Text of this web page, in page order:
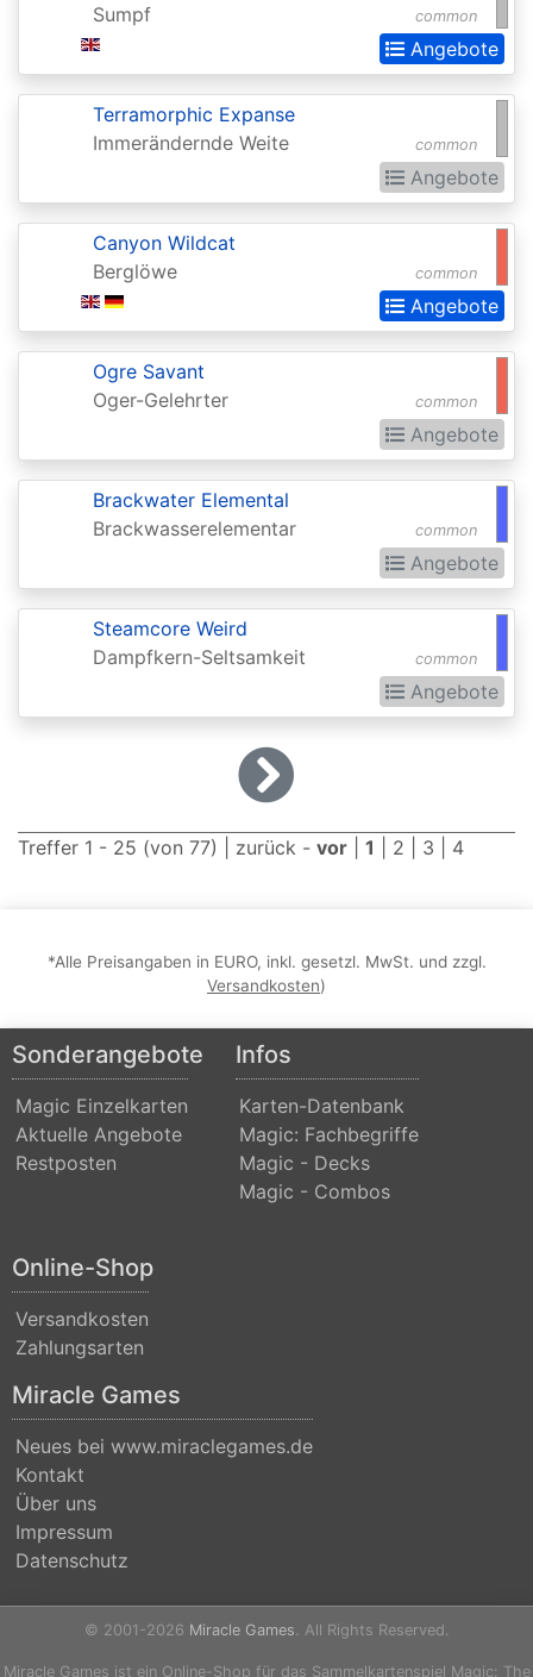
Promos
Chronicles
Coldsnap
Coldsnap:
Theme
Decks
Commander
Commander
Commander
Commander
Commander
2018
2020
(Ikoria)
Commander
2021
(Strixhaven)
Commander
Anthology
II
Commander
Legends
Commander
Legends:
Battle
Baldurs
Gate
common
Sumpf
Angebote
common
Terramorphic Expanse
Immerändernde Weite
Angebote
common
Canyon Wildcat
Berglöwe
Angebote
common
Ogre Savant
Oger-Gelehrter
Angebote
common
Brackwater Elemental
Brackwasserelementar
Angebote
common
Steamcore Weird
Dampfkern-Seltsamkeit
Angebote
Treffer 1 - 25 (von 77) | zurück - vor 1 2 3 4
*Alle Preisangaben in EURO, inkl. gesetzl. MwSt. und zzgl.
Versandkosten)
Sonderangebote
Magic Einzelkarten
Aktuelle Angebote
Restposten
Infos
Karten-Datenbank
Magic: Fachbegriffe
Magic - Decks
Magic - Combos
Online-Shop
Versandkosten
Zahlungsarten
Miracle Games
Neues bei www.miraclegames.de
Kontakt
Über uns
Impressum
Datenschutz
© 2001-2026 Miracle Games . All Rights Reserved.
Miracle Games ist ein Online-Shop für das Sammelkartenspiel Magic: The